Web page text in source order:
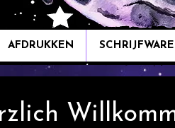
AFDRUKKEN